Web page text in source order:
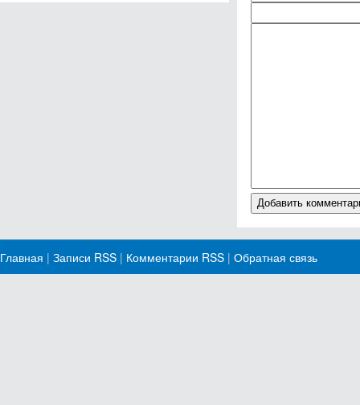
Главная | Записи RSS | Комментарии RSS | Обратная связь